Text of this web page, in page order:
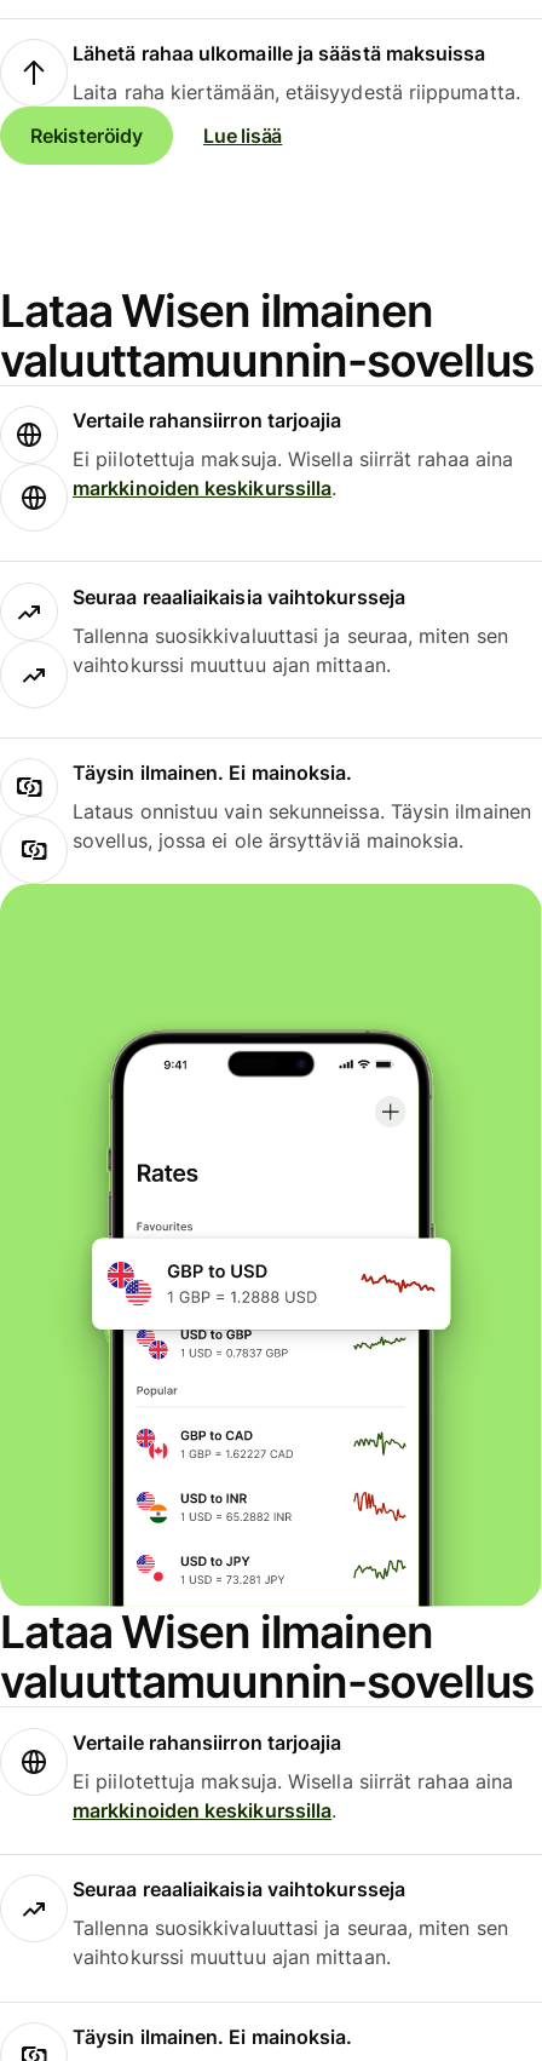
Lähetä rahaa ulkomaille ja säästä maksuissa
Laita raha kiertämään, etäisyydestä riippumatta.
Rekisteröidy
Lue lisää
Lataa Wisen ilmainen
valuuttamuunnin-sovellus
Vertaile rahansiirron tarjoajia
Ei piilotettuja maksuja. Wisella siirrät rahaa aina
markkinoiden keskikurssilla.
Seuraa reaaliaikaisia vaihtokursseja
Tallenna suosikkivaluuttasi ja seuraa, miten sen
vaihtokurssi muuttuu ajan mittaan.
Täysin ilmainen. Ei mainoksia.
Lataus onnistuu vain sekunneissa. Täysin ilmainen
sovellus, jossa ei ole ärsyttäviä mainoksia.
Lataa Wisen ilmainen
valuuttamuunnin-sovellus
Vertaile rahansiirron tarjoajia
Ei piilotettuja maksuja. Wisella siirrät rahaa aina
markkinoiden keskikurssilla.
Seuraa reaaliaikaisia vaihtokursseja
Tallenna suosikkivaluuttasi ja seuraa, miten sen
vaihtokurssi muuttuu ajan mittaan.
Täysin ilmainen. Ei mainoksia.